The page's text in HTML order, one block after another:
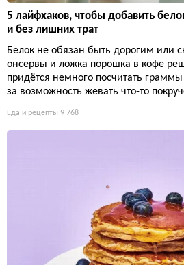
5 лайфхаков, чтобы добавить
и без лишних трат
Белок не обязан быть дорогим или
онсервы и ложка порошка в кофе
придётся немного посчитать
за возможность жевать что-то
Еда и рецепты 9 768